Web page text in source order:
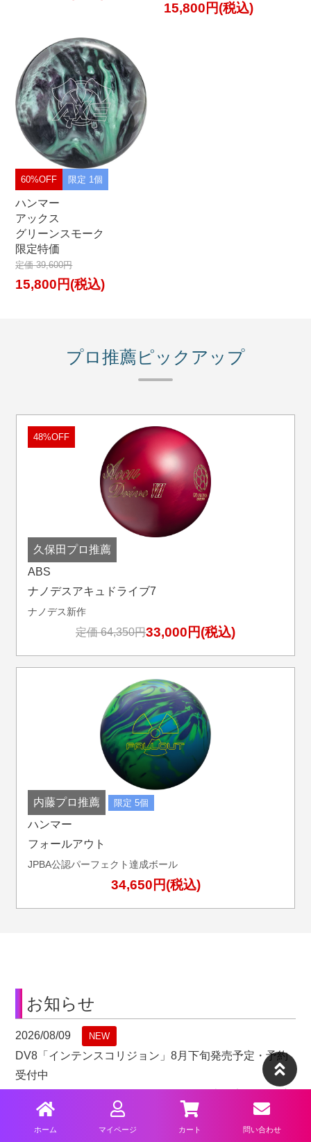
ホーム マイページ カート 問い合わせ
15,800円(税込)
60%OFF 限定 1個
ハンマー
アックス
グリーンスモーク
限定特価
定価 39,600円
15,800円(税込)
プロ推薦ピックアップ
久保田プロ推薦
48%OFF
ABS
ナノデスアキュドライブ7
ナノデス新作
定価 64,350円33,000円(税込)
内藤プロ推薦 限定 5個
ハンマー
フォールアウト
JPBA公認パーフェクト達成ボール
34,650円(税込)
お知らせ
2026/08/09 NEW
DV8「 インテンスコリジョン 」8月下旬発売予定・予約
受付中
付中
ハンマー「
ピュアエフェクト 」8月下旬発売予定・予約